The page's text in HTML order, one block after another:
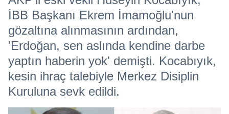
İBB Başkanı Ekrem İmamoğlu'nun
gözaltına alınmasının ardından,
'Erdoğan, sen aslında kendine darbe
yaptın haberin yok' demişti. Kocabıyık,
kesin ihraç talebiyle Merkez Disiplin
Kuruluna sevk edildi.